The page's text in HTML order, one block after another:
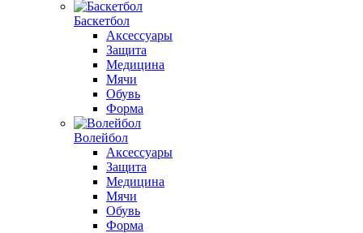
Баскетбол
Аксессуары
Защита
Медицина
Мячи
Обувь
Форма
Волейбол
Аксессуары
Защита
Медицина
Мячи
Обувь
Форма